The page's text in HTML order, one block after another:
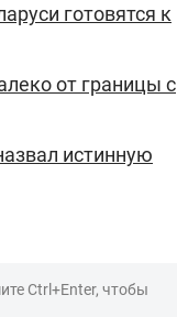
готовятся к
от границы с
истинную
Ctrl+Enter, чтобы